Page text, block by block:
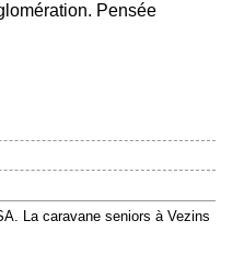
Pensée
La caravane seniors à Vezins